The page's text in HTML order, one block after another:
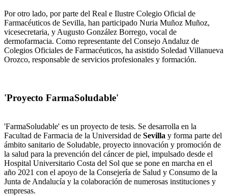
Por otro lado, por parte del Real e Ilustre Colegio Oficial de
Farmacéuticos de Sevilla, han participado Nuria Muñoz Muñoz,
vicesecretaria, y Augusto González Borrego, vocal de
dermofarmacia. Como representante del Consejo Andaluz de
Colegios Oficiales de Farmacéuticos, ha asistido Soledad Villanueva
Orozco, responsable de servicios profesionales y formación.
'Proyecto FarmaSoludable'
'FarmaSoludable' es un proyecto de tesis. Se desarrolla en la
Facultad de Farmacia de la Universidad de Sevilla y forma parte del
ámbito sanitario de Soludable, proyecto innovación y promoción de
la salud para la prevención del cáncer de piel, impulsado desde el
Hospital Universitario Costa del Sol que se pone en marcha en el
año 2021 con el apoyo de la Consejería de Salud y Consumo de la
Junta de Andalucía y la colaboración de numerosas instituciones y
empresas.